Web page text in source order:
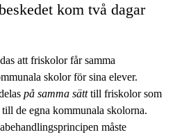
kom två dagar
att friskolor får samma
skolor för sina elever.
på samma sätttill friskolor som
de egna kommunala skolorna.
måste